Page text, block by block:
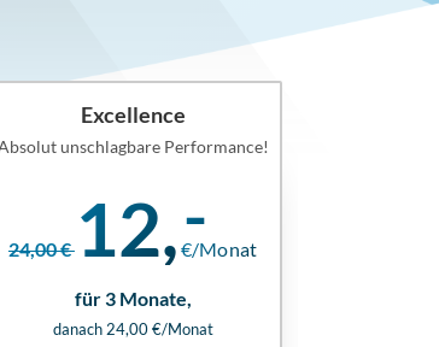
Excellence
unschlagbare Performance!
24,00 €12, €/Monat
für 3 Monate,
danach 24,00 €/Monat